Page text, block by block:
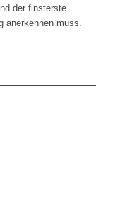
der finsterste
anerkennen muss.